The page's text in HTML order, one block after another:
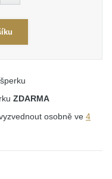
ZDARMA
osobně ve 4